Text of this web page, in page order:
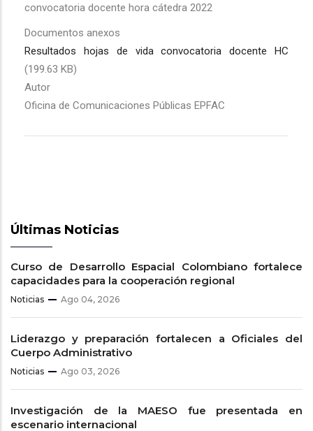
convocatoria docente hora cátedra 2022
Documentos anexos
Resultados hojas de vida convocatoria docente HC
(199.63 KB)
Autor
Oficina de Comunicaciones Públicas EPFAC
Últimas Noticias
Curso de Desarrollo Espacial Colombiano fortalece
capacidades para la cooperación regional
Noticias Ago 04, 2026
Liderazgo y preparación fortalecen a Oficiales del
Cuerpo Administrativo
Noticias Ago 03, 2026
Investigación de la MAESO fue presentada en
escenario internacional